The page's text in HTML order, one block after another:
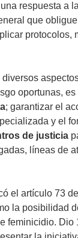
respuesta a
que
protocolos,
oportunas, es
; garantizar el
y el
de justicia
líneas de
el artículo 73
la posibilidad
feminicidio. Dio